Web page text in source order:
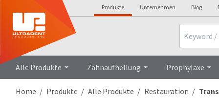
Produkte Unternehmen Blog
Alle Produkte Zahnaufhellung Prophylaxe
Home Produkte Alle Produkte Restauration